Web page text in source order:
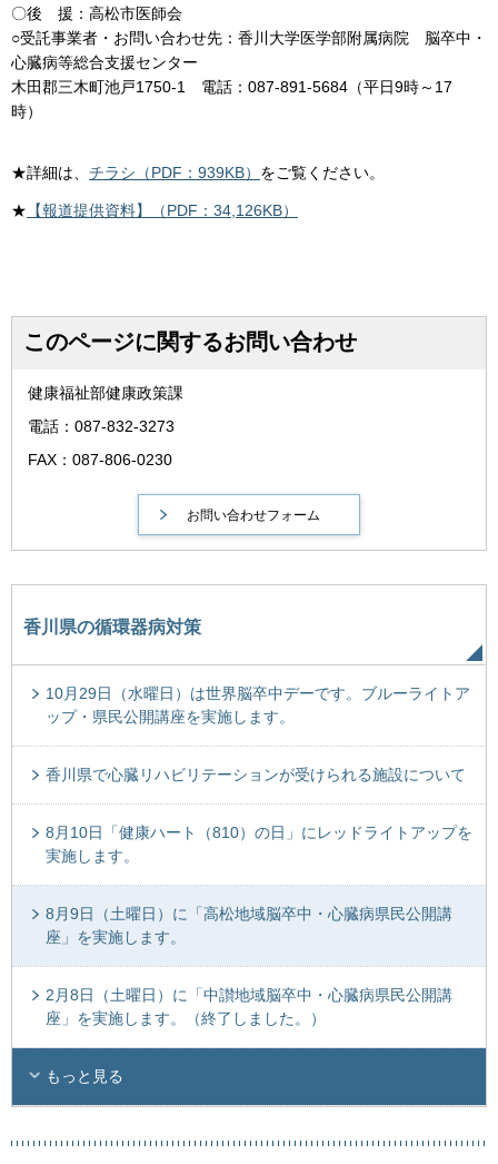
〇後 援：高松市医師会
○受託事業者・お問い合わせ先：香川大学医学部附属病院 脳卒中・
心臓病等総合支援センター
木田郡三木町池戸1750-1 電話：087-891-5684（平日9時～17
時）
★詳細は、 チラシ（PDF：939KB） をご覧ください。
★ 【報道提供資料】（PDF：34,126KB）
このページに関するお問い合わせ
健康福祉部健康政策課
電話：087-832-3273
FAX：087-806-0230
香川県の循環器病対策
10月29日（水曜日）は世界脳卒中デーです。ブルーライトア
ップ・県民公開講座を実施します。
香川県で心臓リハビリテーションが受けられる施設について
8月10日「健康ハート（810）の日」にレッドライトアップを
実施します。
8月9日（土曜日）に「高松地域脳卒中・心臓病県民公開講
座」を実施します。
2月8日（土曜日）に「中讃地域脳卒中・心臓病県民公開講
座」を実施します。（終了しました。）
もっと見る